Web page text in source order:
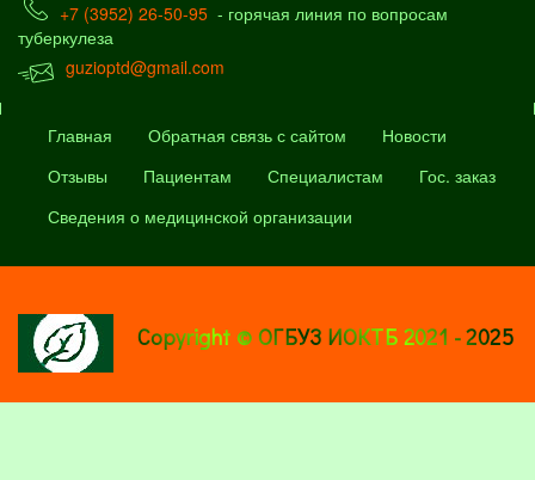
+7 (3952) 26-50-95 - горячая линия по вопросам
туберкулеза
guzioptd@gmail.com
Главная Обратная связь с сайтом
Новости
Отзывы
Пациентам Специалистам
Гос. заказ
Сведения о медицинской организации
Copyright © ОГБУЗ ИОКТБ 2021 - 2025